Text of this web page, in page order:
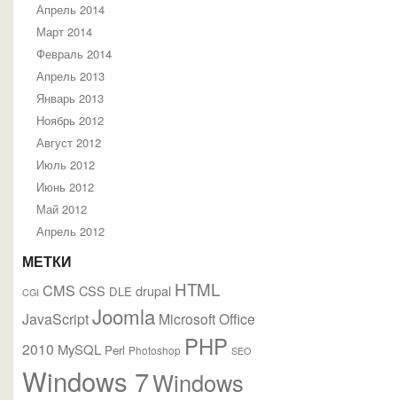
Апрель 2014
Март 2014
Февраль 2014
Апрель 2013
Январь 2013
Ноябрь 2012
Август 2012
Июль 2012
Июнь 2012
Май 2012
Апрель 2012
МЕТКИ
CGI CMS CSS DLE drupal HTML
JavaScriptJoomla Microsoft Office
2010 MySQL Perl Photoshop PHP SEO
Windows 7Windows